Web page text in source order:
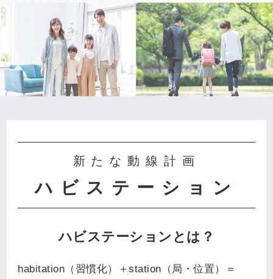
新たな動線計画
ハビステーション
ハビステーションとは？
habitation（習慣化）＋station（局・位置）＝